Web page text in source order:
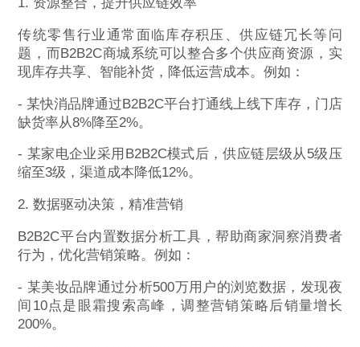
传统零售行业通常面临库存积压、供应链冗长等问
题，而B2B2C商城系统可以整合多个供应商资源，实
现库存共享、智能补货，降低运营成本。例如：
- 某快消品牌通过B2B2C平台打通线上线下库存，门店
缺货率从8%降至2%。
- 某家电企业采用B2B2C模式后，供应链层级从5级压
缩至3级，渠道成本降低12%。
2. 数据驱动决策，精准营销
B2B2C平台内置数据分析工具，帮助商家洞察消费者
行为，优化营销策略。例如：
- 某美妆品牌通过分析500万用户的浏览数据，发现夜
间10点是眼霜搜索高峰，调整营销策略后销量增长
200%。